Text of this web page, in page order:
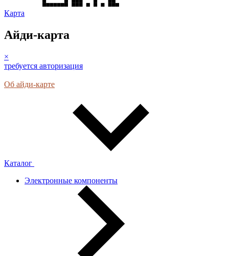
Карта
Айди-карта
×
требуется авторизация
Об айди-карте
Каталог
Электронные компоненты